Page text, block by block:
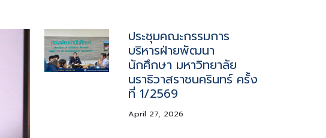
ประชุมคณะกรรมการ
บริหารฝ่ายพัฒนา
นักศึกษา มหาวิทยาลัย
นราธิวาสราชนครินทร์ ครั้ง
ที่ 1/2569
April 27, 2026